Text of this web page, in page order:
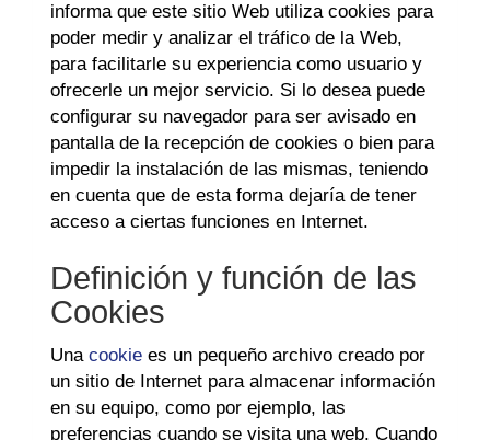
informa que este sitio Web utiliza cookies para
poder medir y analizar el tráfico de la Web,
para facilitarle su experiencia como usuario y
ofrecerle un mejor servicio. Si lo desea puede
configurar su navegador para ser avisado en
pantalla de la recepción de cookies o bien para
impedir la instalación de las mismas, teniendo
en cuenta que de esta forma dejaría de tener
acceso a ciertas funciones en Internet.
Definición y función de las
Cookies
Una cookie es un pequeño archivo creado por
un sitio de Internet para almacenar información
en su equipo, como por ejemplo, las
preferencias cuando se visita una web. Cuando